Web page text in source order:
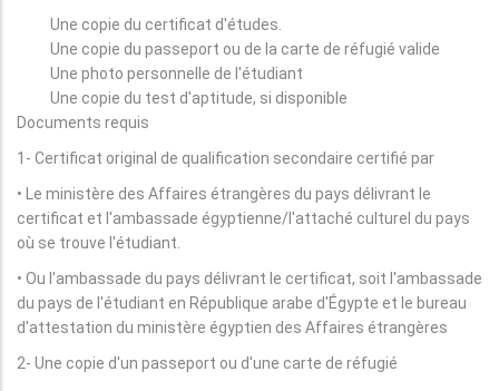
Une copie du certificat d'études.
Une copie du passeport ou de la carte de réfugié valide
Une photo personnelle de l'étudiant
Une copie du test d'aptitude, si disponible
Documents requis
1- Certificat original de qualification secondaire certifié par
• Le ministère des Affaires étrangères du pays délivrant le
certificat et l'ambassade égyptienne/l'attaché culturel du pays
où se trouve l'étudiant.
• Ou l'ambassade du pays délivrant le certificat, soit l'ambassade
du pays de l'étudiant en République arabe d'Égypte et le bureau
d'attestation du ministère égyptien des Affaires étrangères
2- Une copie d'un passeport ou d'une carte de réfugié